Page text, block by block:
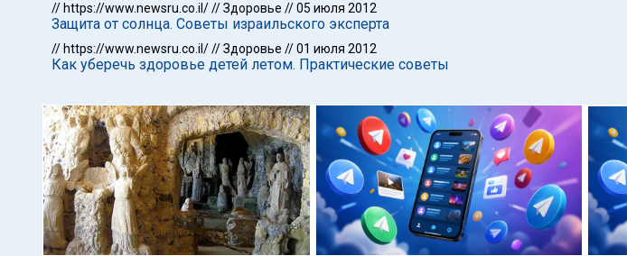
// https://www.newsru.co.il///Здоровье //05 июля 2012
Защита от солнца. Советы израильского эксперта
// https://www.newsru.co.il///Здоровье //01 июля 2012
Как уберечь здоровье детей летом. Практические советы